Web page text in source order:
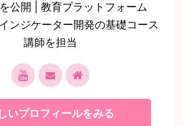
公開 | 教育プラットフォーム
ンジケーター開発の基礎コース
講師を担当
いプロフィールをみる